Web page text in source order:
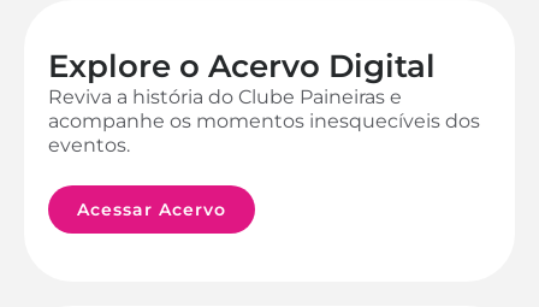
Explore o Acervo Digital
Reviva a história do Clube Paineiras e
acompanhe os momentos inesquecíveis dos
eventos.
Acessar Acervo